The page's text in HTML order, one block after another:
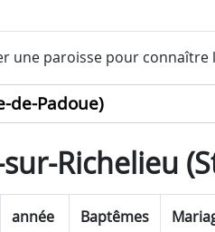
une paroisse pour
Richelieu
année Baptêmes